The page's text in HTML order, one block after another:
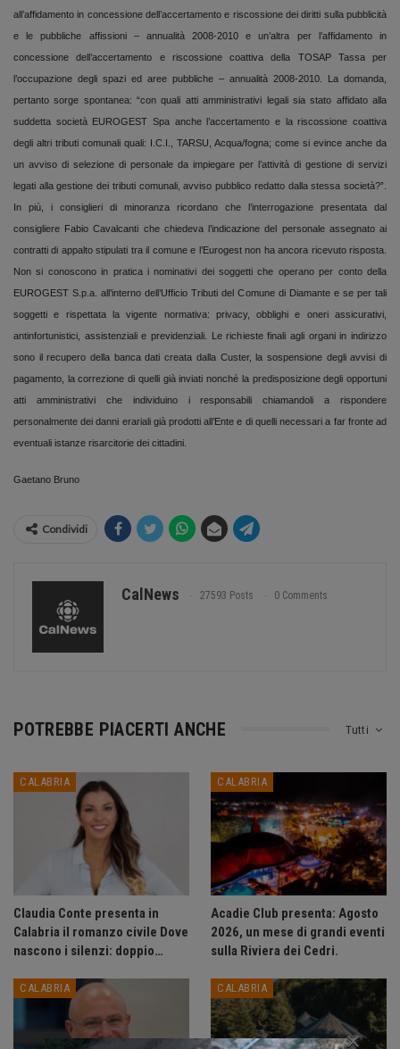
all’affidamento in concessione dell’accertamento e riscossione dei diritti sulla pubblicità
e le pubbliche affissioni – annualità 2008-2010 e un’altra per l’affidamento in
concessione dell’accertamento e riscossione coattiva della TOSAP Tassa per
l’occupazione degli spazi ed aree pubbliche – annualità 2008-2010. La domanda,
pertanto sorge spontanea: “con quali atti amministrativi legali sia stato affidato alla
suddetta società EUROGEST Spa anche l’accertamento e la riscossione coattiva
degli altri tributi comunali quali: I.C.I., TARSU, Acqua/fogna; come si evince anche da
un avviso di selezione di personale da impiegare per l’attività di gestione di servizi
legati alla gestione dei tributi comunali, avviso pubblico redatto dalla stessa società?”.
In più, i consiglieri di minoranza ricordano che l’interrogazione presentata dal
consigliere Fabio Cavalcanti che chiedeva l’indicazione del personale assegnato ai
contratti di appalto stipulati tra il comune e l’Eurogest non ha ancora ricevuto risposta.
Non si conoscono in pratica i nominativi dei soggetti che operano per conto della
EUROGEST S.p.a. all’interno dell’Ufficio Tributi del Comune di Diamante e se per tali
soggetti e rispettata la vigente normativa: privacy, obblighi e oneri assicurativi,
antinfortunistici, assistenziali e previdenziali. Le richieste finali agli organi in indirizzo
sono il recupero della banca dati creata dalla Custer, la sospensione degli avvisi di
pagamento, la correzione di quelli già inviati nonché la predisposizione degli opportuni
atti amministrativi che individuino i responsabili chiamandoli a rispondere
personalmente dei danni erariali già prodotti all’Ente e di quelli necessari a far fronte ad
eventuali istanze risarcitorie dei cittadini.
Gaetano Bruno
Condividi
CalNews 27593 Posts 0 Comments
Tutti
POTREBBE PIACERTI ANCHE
CALABRIA
Claudia Conte presenta in
Calabria il romanzo civile Dove
nascono i silenzi: doppio…
CALABRIA
Acadie Club presenta: Agosto
2026, un mese di grandi eventi
sulla Riviera dei Cedri.
CALABRIA CALABRIA
×